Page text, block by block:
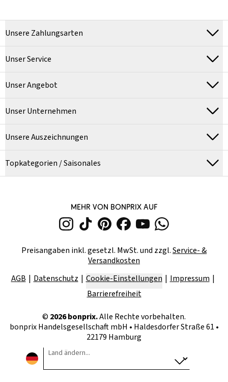
Unsere Zahlungsarten
Unser Service
Unser Angebot
Unser Unternehmen
Unsere Auszeichnungen
Topkategorien / Saisonales
MEHR VON BONPRIX AUF
Preisangaben inkl. gesetzl. MwSt. und zzgl.Service- &
Versandkosten
AGB
Datenschutz Cookie-Einstellungen
Impressum
Barrierefreiheit
© 2026bonprix.Alle Rechte vorbehalten.
bonprix Handelsgesellschaft mbH • Haldesdorfer Straße 61 •
22179 Hamburg
Land ändern...